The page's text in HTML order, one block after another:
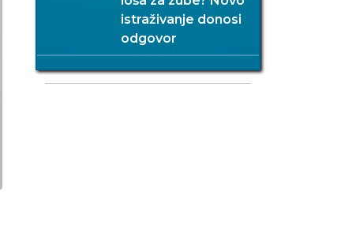
istraživanje donosi
odgovor